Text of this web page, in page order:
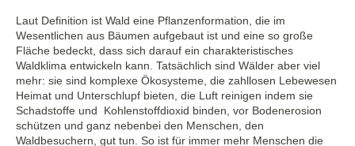
Laut Definition ist Wald eine Pflanzenformation, die im
Wesentlichen aus Bäumen aufgebaut ist und eine so große
Fläche bedeckt, dass sich darauf ein charakteristisches
Waldklima entwickeln kann. Tatsächlich sind Wälder aber viel
mehr: sie sind komplexe Ökosysteme, die zahllosen Lebewesen
Heimat und Unterschlupf bieten, die Luft reinigen indem sie
Schadstoffe und Kohlenstoffdioxid binden, vor Bodenerosion
schützen und ganz nebenbei den Menschen, den
Waldbesuchern, gut tun. So ist für immer mehr Menschen die